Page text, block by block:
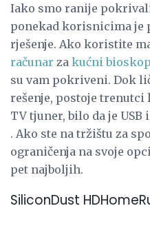
Iako smo ranije
ponekad korisnicima je
rješenje. Ako koristite
računar za kućni bioskop
su vam pokriveni. Dok
rešenje, postoje
TV tjuner, bilo da je USB
. Ako ste na tržištu za
ograničenja na svoje
pet najboljih.
SiliconDust